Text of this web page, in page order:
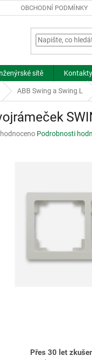
OBCHODNÍ PODMÍNKY
sítě Kontakty
ABB Swing a Swing L
Podrobnosti
Přes 30 let